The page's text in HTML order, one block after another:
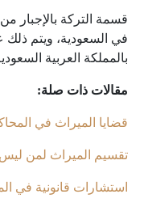
قسمة التركة بالإجبار
في السعودية، ويتم ذلك
بالمملكة العربية
مقالات ذات صلة:
قضايا الميراث في
تقسيم الميراث لمن
استشارات قانونية في